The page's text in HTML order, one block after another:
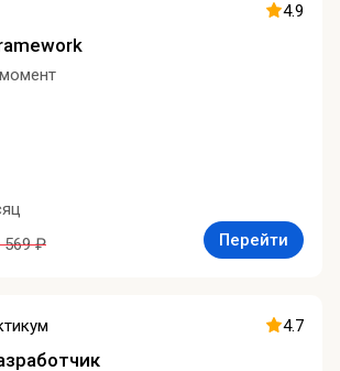
4.9
569 ₽ Перейти
4.7